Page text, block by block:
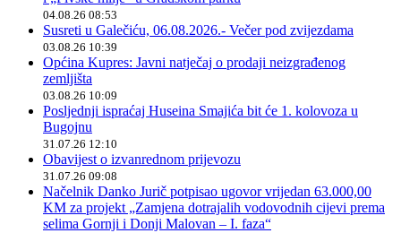
04.08.26 08:53
Susreti u Galečiću, 06.08.2026.- Večer pod zvijezdama
03.08.26 10:39
Općina Kupres: Javni natječaj o prodaji neizgrađenog
zemljišta
03.08.26 10:09
Posljednji ispraćaj Huseina Smajića bit će 1. kolovoza u
Bugojnu
31.07.26 12:10
Obavijest o izvanrednom prijevozu
31.07.26 09:08
Načelnik Danko Jurič potpisao ugovor vrijedan 63.000,00
KM za projekt „Zamjena dotrajalih vodovodnih cijevi prema
selima Gornji i Donji Malovan – I. faza“